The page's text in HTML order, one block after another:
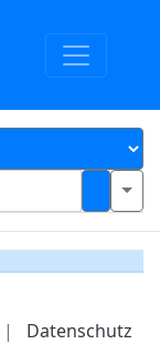
| Datenschutz